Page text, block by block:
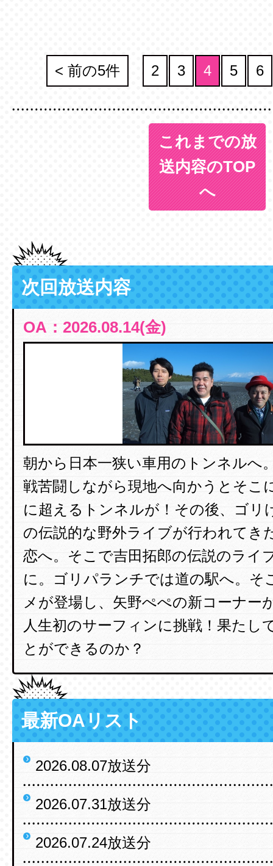
< 前の5件 2 3 4 5 6
これまでの放
送内容のTOP
へ
次回放送内容
OA：2026.08.14(金)
朝から日本一狭い車用のトンネルへ
戦苦闘しながら現地へ向かうとそこ
に超えるトンネルが！その後、ゴリ
の伝説的な野外ライブが行われてき
恋へ。そこで吉田拓郎の伝説のライ
に。ゴリパランチでは道の駅へ。そ
メが登場し、矢野ぺぺの新コーナー
人生初のサーフィンに挑戦！果たし
とができるのか？
最新OAリスト
2026.08.07放送分
2026.07.31放送分
2026.07.24放送分